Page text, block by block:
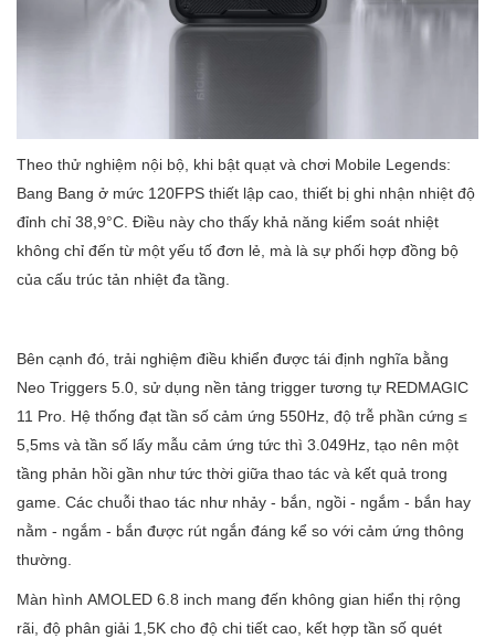
Theo thử nghiệm nội bộ, khi bật quạt và chơi Mobile Legends:
Bang Bang ở mức 120FPS thiết lập cao, thiết bị ghi nhận nhiệt độ
đỉnh chỉ 38,9°C. Điều này cho thấy khả năng kiểm soát nhiệt
không chỉ đến từ một yếu tố đơn lẻ, mà là sự phối hợp đồng bộ
của cấu trúc tản nhiệt đa tầng.
Bên cạnh đó, trải nghiệm điều khiển được tái định nghĩa bằng
Neo Triggers 5.0, sử dụng nền tảng trigger tương tự REDMAGIC
11 Pro. Hệ thống đạt tần số cảm ứng 550Hz, độ trễ phần cứng ≤
5,5ms và tần số lấy mẫu cảm ứng tức thì 3.049Hz, tạo nên một
tầng phản hồi gần như tức thời giữa thao tác và kết quả trong
game. Các chuỗi thao tác như nhảy - bắn, ngồi - ngắm - bắn hay
nằm - ngắm - bắn được rút ngắn đáng kể so với cảm ứng thông
thường.
Màn hình AMOLED 6.8 inch mang đến không gian hiển thị rộng
rãi, độ phân giải 1,5K cho độ chi tiết cao, kết hợp tần số quét